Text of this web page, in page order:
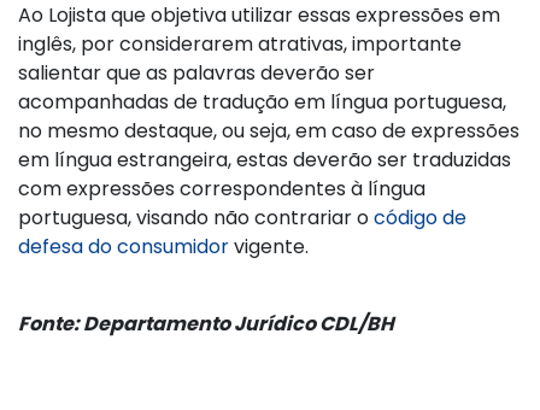
Ao Lojista que objetiva utilizar essas expressões em
inglês, por considerarem atrativas, importante
salientar que as palavras deverão ser
acompanhadas de tradução em língua portuguesa,
no mesmo destaque, ou seja, em caso de expressões
em língua estrangeira, estas deverão ser traduzidas
com expressões correspondentes à língua
portuguesa, visando não contrariar ocódigo de
defesa do consumidorvigente.
Fonte: Departamento Jurídico CDL/BH